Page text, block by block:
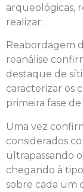
arqueológicas,
realizar:
Reabordagem
reanálise
destaque de
caracterizar os
primeira fase de
Uma vez
considerados
ultrapassando
chegando à
sobre cada um